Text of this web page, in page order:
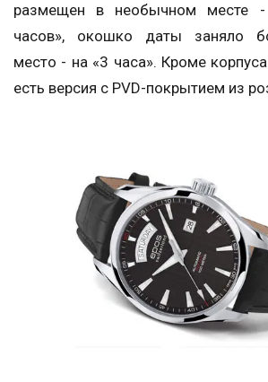
размещен в необычном месте
часов», окошко даты заняло
место - на «3 часа». Кроме
есть версия с PVD-покрытием из